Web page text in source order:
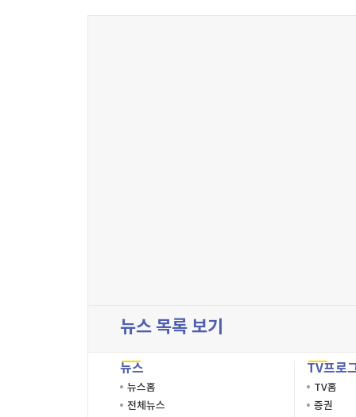
뉴스 목록 보기
뉴스
뉴스홈
전체뉴스
TV프로
TV홈
증권